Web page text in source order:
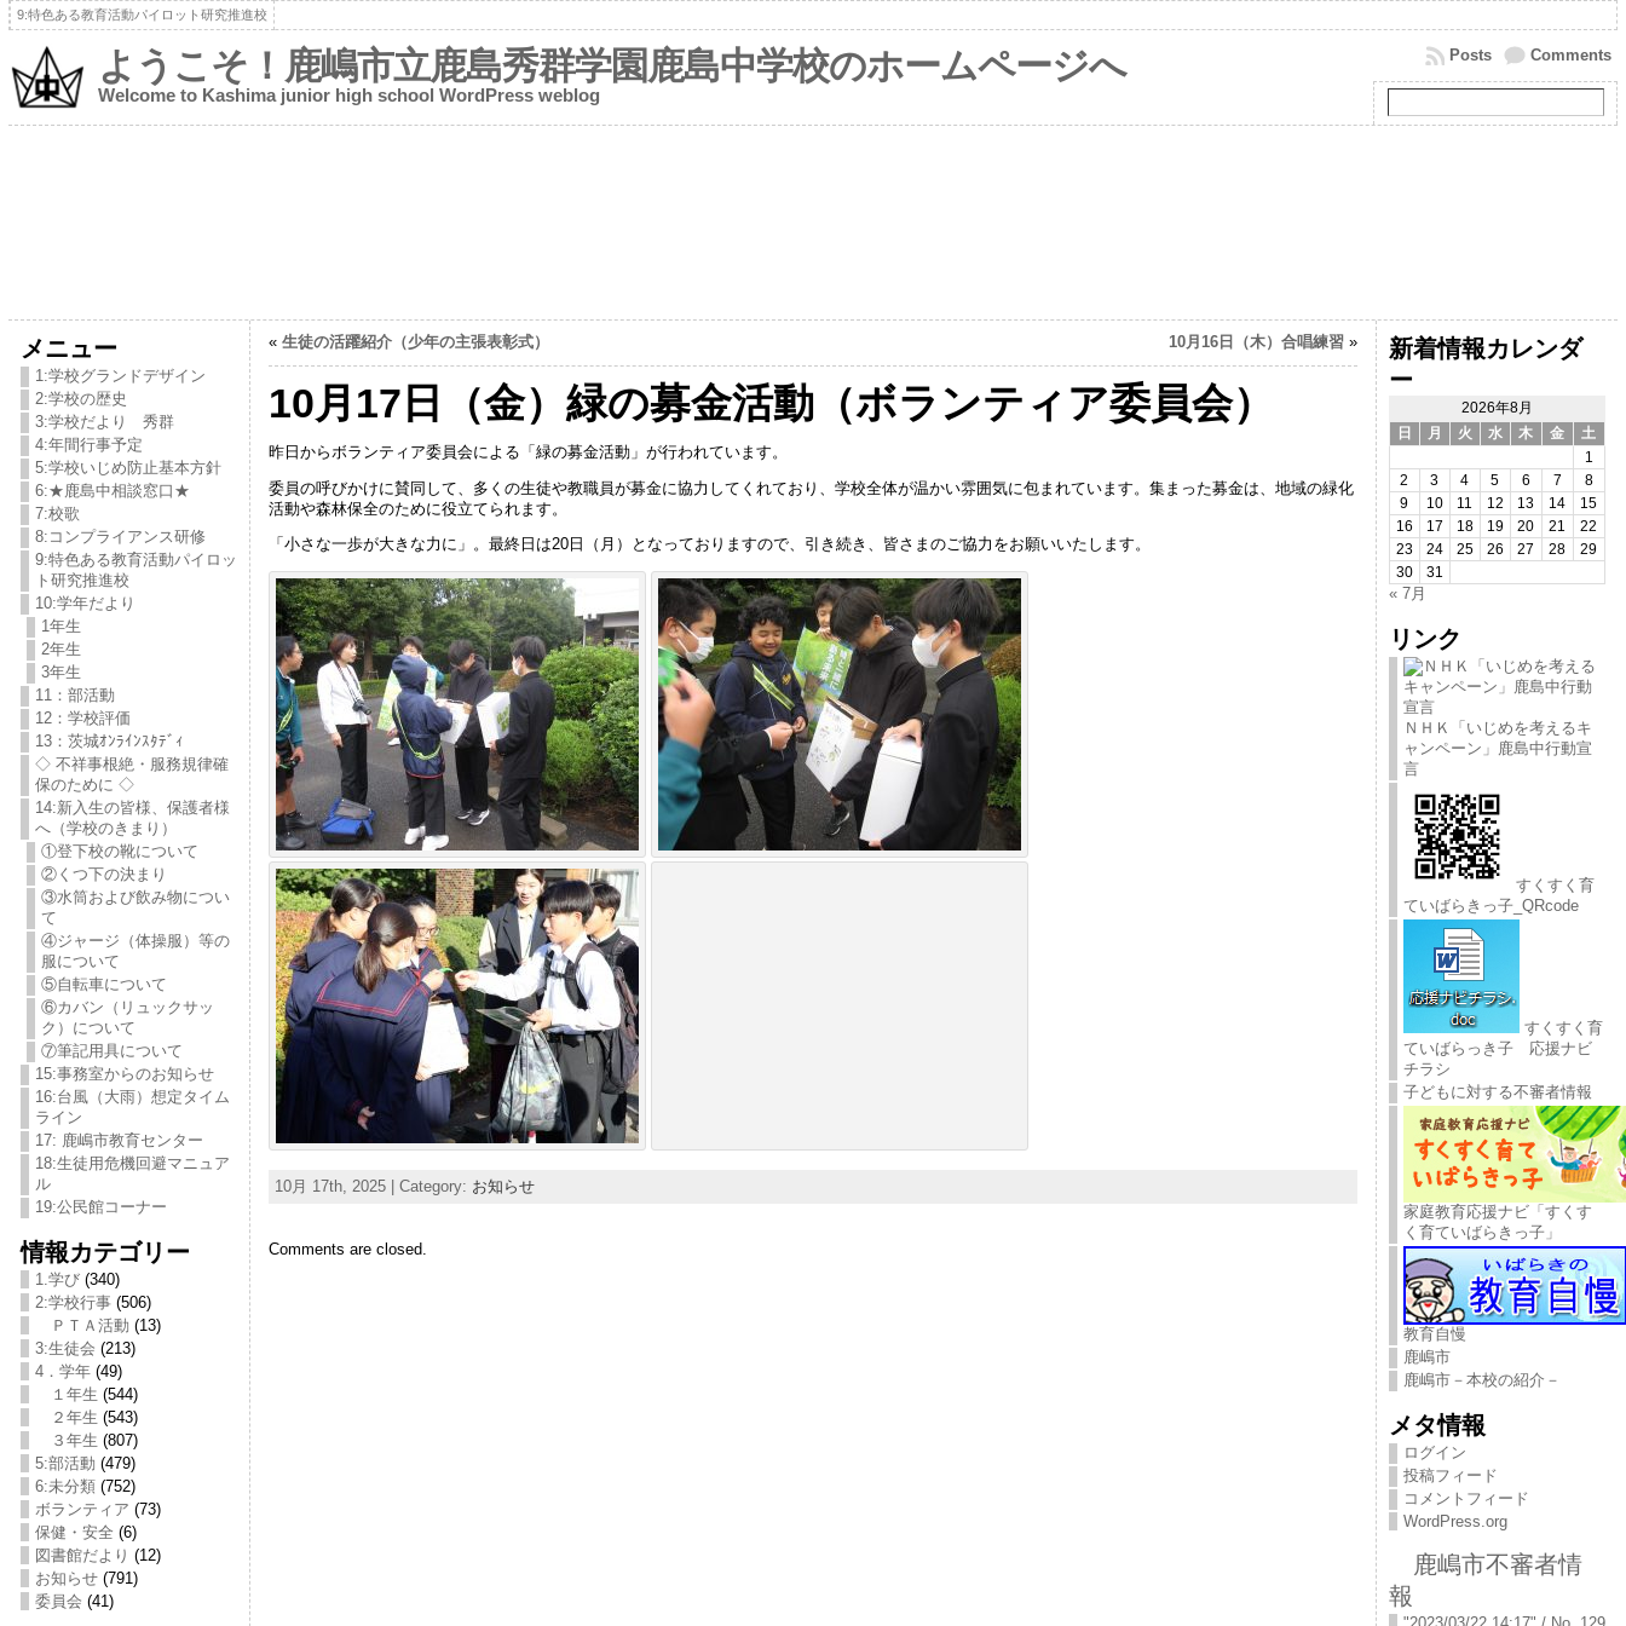
9:特色ある教育活動パイロット研究推進校
ようこそ！鹿嶋市立鹿島秀群学園鹿島中学校のホームページへ
Welcome to Kashima junior high school WordPress weblog
Comments
Posts
メニュー
1:学校グランドデザイン
2:学校の歴史
3:学校だより 秀群
4:年間行事予定
5:学校いじめ防止基本方針
6:★鹿島中相談窓口★
7:校歌
8:コンプライアンス研修
9:特色ある教育活動パイロッ
ト研究推進校
10:学年だより
1年生
2年生
3年生
11：部活動
12：学校評価
13：茨城ｵﾝﾗｲﾝｽﾀﾃﾞｨ
◇ 不祥事根絶・服務規律確
保のために ◇
14:新入生の皆様、保護者様
へ（学校のきまり）
①登下校の靴について
②くつ下の決まり
③水筒および飲み物につい
て
④ジャージ（体操服）等の
服について
⑤自転車について
⑥カバン（リュックサッ
ク）について
⑦筆記用具について
15:事務室からのお知らせ
16:台風（大雨）想定タイム
ライン
17: 鹿嶋市教育センター
18:生徒用危機回避マニュア
ル
19:公民館コーナー
情報カテゴリー
1.学び(340)
2:学校行事(506)
ＰＴＡ活動 (13)
3:生徒会 (213)
4．学年(49)
１年生 (544)
２年生 (543)
３年生 (807)
5:部活動 (479)
6:未分類(752)
ボランティア (73)
保健・安全 (6)
図書館だより (12)
お知らせ(791)
委員会 (41)
« 生徒の活躍紹介（少年の主張表彰式） 10月16日（木）合唱練習»
10月17日（金）緑の募金活動（ボランティア委員会）
昨日からボランティア委員会による「緑の募金活動」が行われています。
委員の呼びかけに賛同して、多くの生徒や教職員が募金に協力してくれており、学校全体が温かい雰囲気に包まれています。集まった募金は、地域の緑化
活動や森林保全のために役立てられます。
「小さな一歩が大きな力に」。最終日は20日（月）となっておりますので、引き続き、皆さまのご協力をお願いいたします。
10月 17th, 2025 | Category: お知らせ
Comments are closed.
新着情報カレンダ
ー
2026年8月
日
月 火 水 木 金
土
1
2
3 4 5 6 7
8
9
10 11 12 13 14
15
16
17 18 19 20 21
22
23
24 25 26 27 28
29
30
31
« 7月
リンク
ＮＨＫ「いじめを考えるキ
ャンペーン」鹿島中行動宣
言
すくすく育
ていばらきっ子_QRcode
すくすく育
ていばらっき子 応援ナビ
チラシ
子どもに対する不審者情報
家庭教育応援ナビ「すくす
く育ていばらきっ子」
教育自慢
鹿嶋市
鹿嶋市－本校の紹介－
メタ情報
ログイン
投稿フィード
コメントフィード
WordPress.org
鹿嶋市不審者情
報